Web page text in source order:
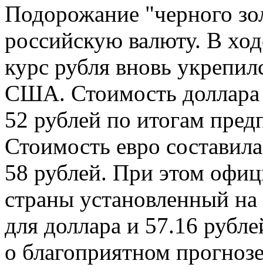
Подорожание "черного
российскую валюту. В
курс рубля вновь
США. Стоимость доллара
52 рублей по итогам
Стоимость евро
58 рублей. При этом
страны установленный
для доллара и 57.16
о благоприятном